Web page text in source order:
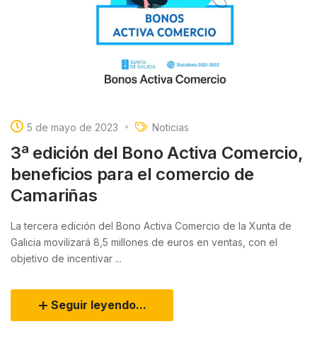
5 de mayo de 2023 Noticias
3ª edición del Bono Activa Comercio,
beneficios para el comercio de
Camariñas
La tercera edición del Bono Activa Comercio de la Xunta de
Galicia movilizará 8,5 millones de euros en ventas, con el
objetivo de incentivar ...
Seguir leyendo...